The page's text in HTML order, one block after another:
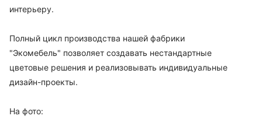
интерьеру.
Полный цикл производства нашей фабрики
"Экомебель" позволяет создавать нестандартные
цветовые решения и реализовывать индивидуальные
дизайн-проекты.
На фото: